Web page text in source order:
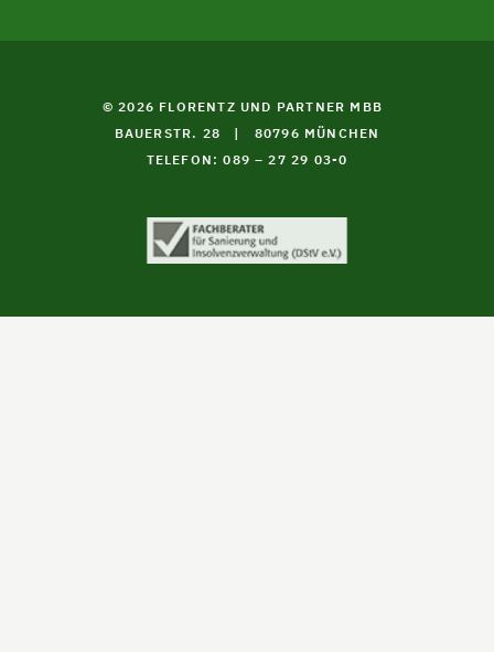
© 2026 FLORENTZ UND PARTNER MBB
BAUERSTR. 28
|
80796 MÜNCHEN
TELEFON: 089 – 27 29 03-0